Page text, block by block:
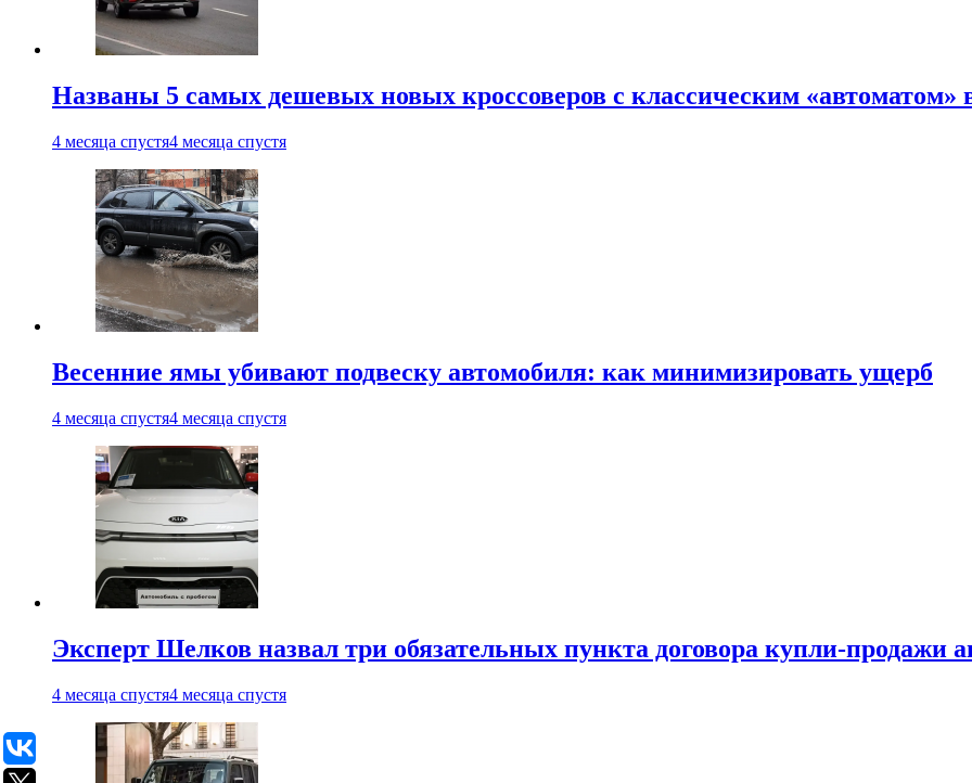
Названы 5 самых дешевых новых кроссоверов с классическим «автоматом»
4 месяца спустя4 месяца спустя
Весенние ямы убивают подвеску автомобиля: как минимизировать ущерб
4 месяца спустя4 месяца спустя
Эксперт Шелков назвал три обязательных пункта договора купли-продажи
4 месяца спустя4 месяца спустя